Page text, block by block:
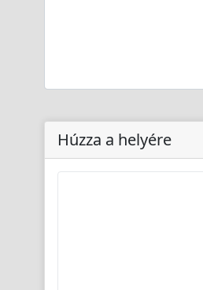
Húzza a helyére